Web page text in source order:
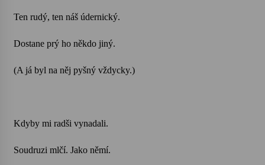
Ten rudý, ten náš údernický.
Dostane prý ho někdo jiný.
(A já byl na něj pyšný vždycky.)
Kdyby mi radši vynadali.
Soudruzi mlčí. Jako němí.